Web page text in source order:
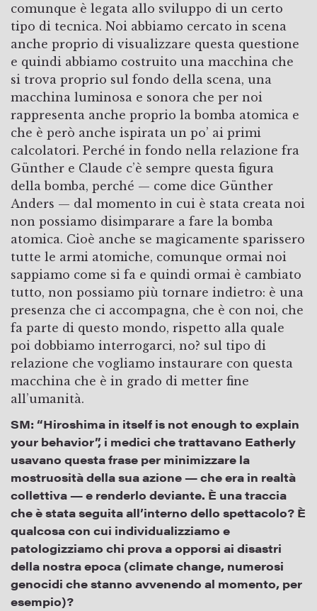
comunque è legata allo sviluppo di un certo
tipo di tecnica. Noi abbiamo cercato in scena
anche proprio di visualizzare questa questione
e quindi abbiamo costruito una macchina che
si trova proprio sul fondo della scena, una
macchina luminosa e sonora che per noi
rappresenta anche proprio la bomba atomica e
che è però anche ispirata un po’ ai primi
calcolatori. Perché in fondo nella relazione fra
Günther e Claude c’è sempre questa figura
della bomba, perché — come dice Günther
Anders — dal momento in cui è stata creata noi
non possiamo disimparare a fare la bomba
atomica. Cioè anche se magicamente sparissero
tutte le armi atomiche, comunque ormai noi
sappiamo come si fa e quindi ormai è cambiato
tutto, non possiamo più tornare indietro: è una
presenza che ci accompagna, che è con noi, che
fa parte di questo mondo, rispetto alla quale
poi dobbiamo interrogarci, no? sul tipo di
relazione che vogliamo instaurare con questa
macchina che è in grado di metter fine
all’umanità.
SM: “Hiroshima in itself is not enough to explain
your behavior”, i medici che trattavano Eatherly
usavano questa frase per minimizzare la
mostruosità della sua azione — che era in realtà
collettiva — e renderlo deviante. È una traccia
che è stata seguita all’interno dello spettacolo? È
qualcosa con cui individualizziamo e
patologizziamo chi prova a opporsi ai disastri
della nostra epoca (climate change, numerosi
genocidi che stanno avvenendo al momento, per
esempio)?